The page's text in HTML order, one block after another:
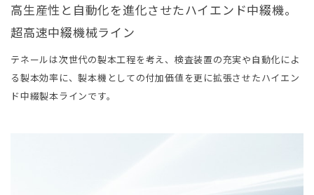
⾼⽣産性と⾃動化を進化させたハイエンド中綴機。
超高速中綴機械ライン
テネールは次世代の製本工程を考え、検査装置の充実や自動化によ
る製本効率に、製本機としての付加価値を更に拡張させたハイエン
ド中綴製本ラインです。